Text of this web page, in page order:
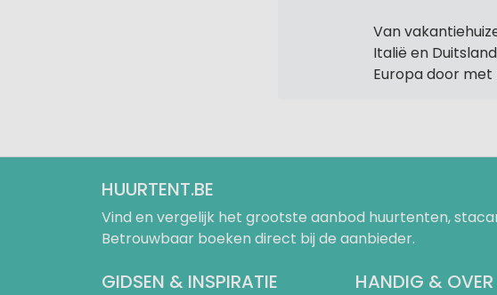
Van
Italië en
Europa door met
HUURTENT.BE
Vind en vergelijk het grootste aanbod huurtenten,
Betrouwbaar boeken direct bij de aanbieder.
GIDSEN & INSPIRATIE HANDIG &